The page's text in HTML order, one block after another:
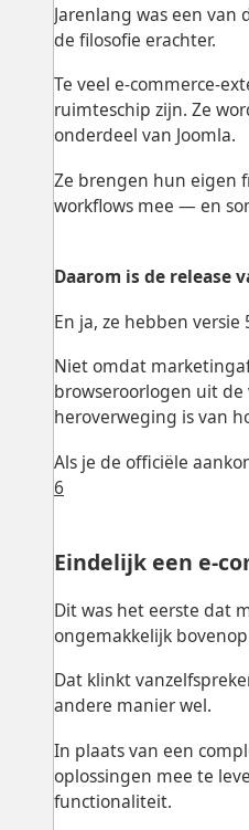
Jarenlang was een
de filosofie erachter.
Te veel e-commerce-
ruimteschip zijn. Ze
onderdeel van Joomla.
Ze brengen hun eigen
workflows mee — en
Daarom is de release
En ja, ze hebben
Niet omdat
browseroorlogen uit
heroverweging is van
Als je de officiële
6
Eindelijk een e-
Dit was het eerste dat
ongemakkelijk
Dat klinkt
andere manier wel.
In plaats van een
oplossingen mee te
functionaliteit.